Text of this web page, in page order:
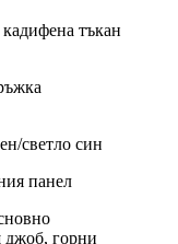
тъкан
светло син
панел
джоб, горни